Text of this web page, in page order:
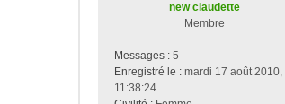
new claudette
Membre
Messages : 5
Enregistré le : mardi 17 août 2010,
11:38:24